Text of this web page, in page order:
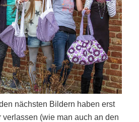
nächsten Bildern haben erst
verlassen (wie man auch an den